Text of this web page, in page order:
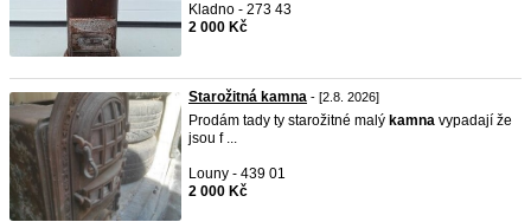
Kladno - 273 43
2 000 Kč
Starožitná kamna - [2.8. 2026]
Prodám tady ty starožitné malý kamna vypadají že
jsou f ...
Louny - 439 01
2 000 Kč